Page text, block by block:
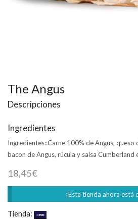
The Angus
Descripciones
Ingredientes
Ingredientes::Carne 100% de Angus, queso
bacon de Angus, rúcula y salsa Cumberland
18,45€
¡Esta tienda ahora está
Tienda: